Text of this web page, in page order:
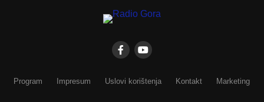
Program Impresum Uslovi korištenja Kontakt Marketing